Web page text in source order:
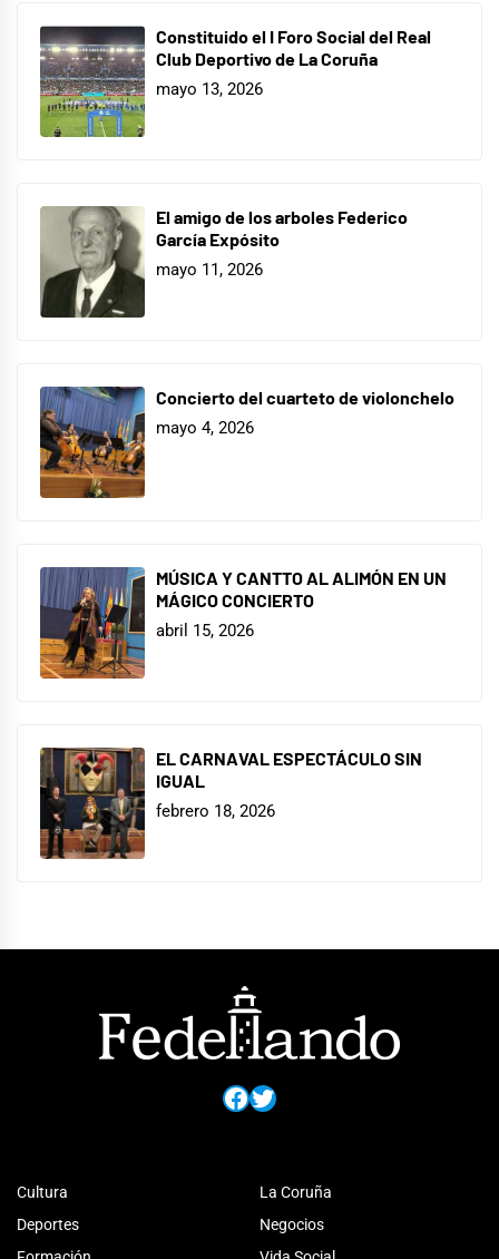
Constituido el I Foro Social del Real
Club Deportivo de La Coruña
mayo 13, 2026
El amigo de los arboles Federico
García Expósito
mayo 11, 2026
Concierto del cuarteto de violonchelo
mayo 4, 2026
MÚSICA Y CANTTO AL ALIMÓN EN UN
MÁGICO CONCIERTO
abril 15, 2026
EL CARNAVAL ESPECTÁCULO SIN
IGUAL
febrero 18, 2026
Facebook
Twitter
Cultura
Deportes
La Coruña
Negocios